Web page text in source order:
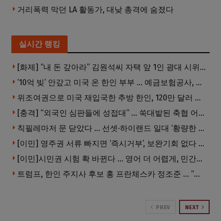
거리폭력 막던 LA 활동가, 대낮 총격에 숨졌다
실시간 랭킹
[화제] “내 돈 갚아라” 김원석씨 자택 앞 1인 광대 시위 … 한인 투자사, “108만 달러 못받아”
’10억 빚’ 안갚고 미국 온 한인 부부 … 예금보험공사, 미국서 소송
위조여권으로 미국 재입국한 추방 한인, 120만 달러 은행 사기 행각
[충격] “외국인 심판들에 성접대” … 쑥대밭된 축협 어디까지 추락하나
칙필레마저 문 닫았다 … 선셋·하이랜드 일대 ‘황량한 거리’로
[이민] 영주권 서류 빠지면 ‘즉시거부’, 보완기회 없다 … 이민심사 8월부터 확 바뀐다
[이민]시민권 시험 확 바뀐다 … 영어 더 어렵게, 민간시험 도입 추진
트럼프, 한인 주지사 후보 홍 프란체스카 정조준 … “미치광이다”
PREV NEXT